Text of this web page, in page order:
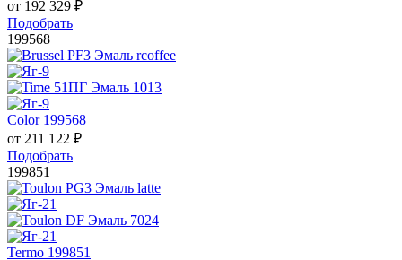
от 192 329 ₽
Подобрать
199568
Color 199568
от 211 122 ₽
Подобрать
199851
Termo 199851